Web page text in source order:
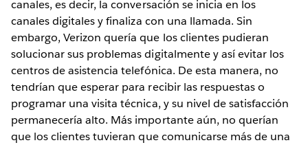
canales, es decir, la conversación se inicia en los
canales digitales y finaliza con una llamada. Sin
embargo, Verizon quería que los clientes pudieran
solucionar sus problemas digitalmente y así evitar los
centros de asistencia telefónica. De esta manera, no
tendrían que esperar para recibir las respuestas o
programar una visita técnica, y su nivel de satisfacción
permanecería alto. Más importante aún, no querían
que los clientes tuvieran que comunicarse más de una